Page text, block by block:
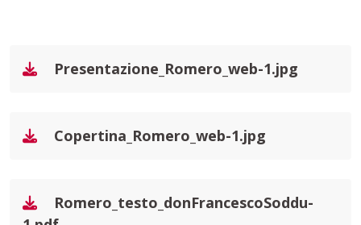
Presentazione_Romero_web-1.jpg
Copertina_Romero_web-1.jpg
Romero_testo_donFrancescoSoddu-